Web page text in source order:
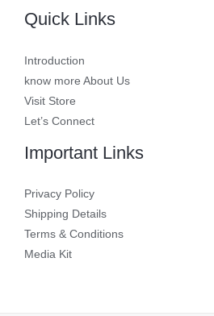
Quick Links
Introduction
know more About Us
Visit Store
Let’s Connect
Important Links
Privacy Policy
Shipping Details
Terms & Conditions
Media Kit